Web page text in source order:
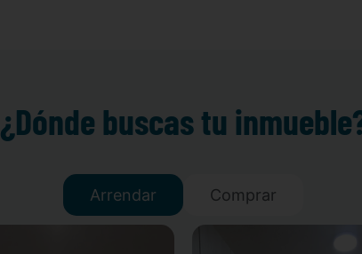
¿Dónde buscas tu
Arrendar Comprar